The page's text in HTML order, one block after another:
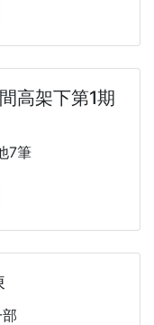
高架下第1期
7筆